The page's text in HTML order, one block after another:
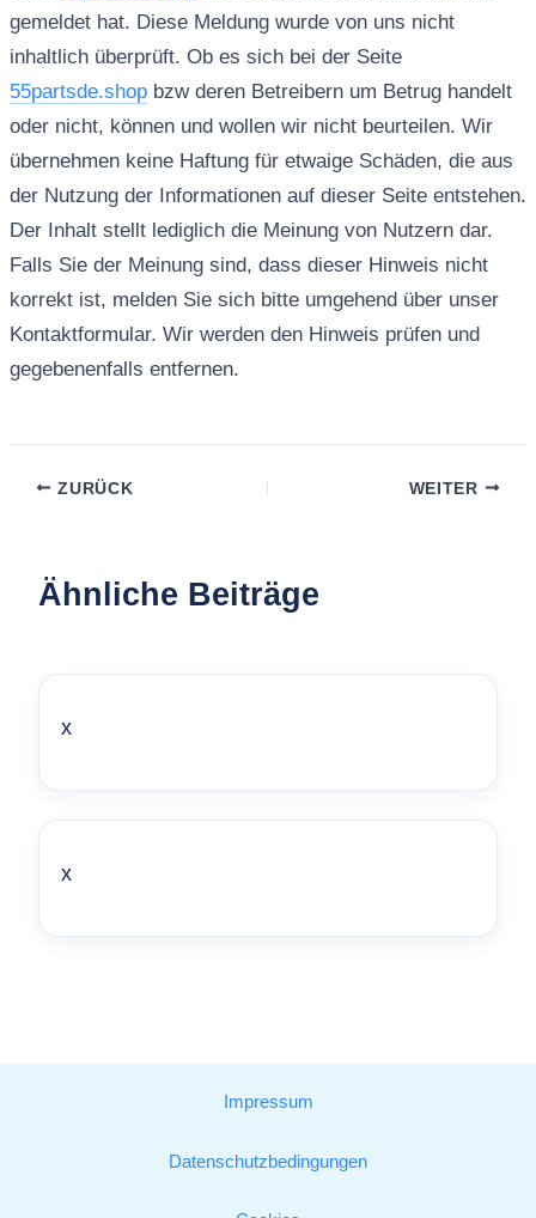
gemeldet hat. Diese Meldung wurde von uns nicht
inhaltlich überprüft. Ob es sich bei der Seite
55partsde.shopbzw deren Betreibern um Betrug handelt
oder nicht, können und wollen wir nicht beurteilen. Wir
übernehmen keine Haftung für etwaige Schäden, die aus
der Nutzung der Informationen auf dieser Seite entstehen.
Der Inhalt stellt lediglich die Meinung von Nutzern dar.
Falls Sie der Meinung sind, dass dieser Hinweis nicht
korrekt ist, melden Sie sich bitte umgehend über unser
Kontaktformular. Wir werden den Hinweis prüfen und
gegebenenfalls entfernen.
ZURÜCK WEITER
Ähnliche Beiträge
x
x
Impressum
Datenschutzbedingungen